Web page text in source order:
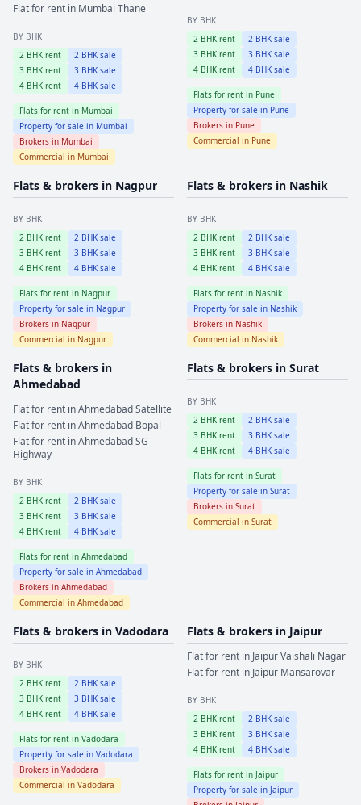
Flat for rent in Mumbai Thane
BY BHK
2 BHK rent 2 BHK sale
3 BHK rent 3 BHK sale
4 BHK rent 4 BHK sale
Flats for rent in Mumbai
Property for sale in Mumbai
Brokers in Mumbai
Commercial in Mumbai
BY BHK
2 BHK rent 2 BHK sale
3 BHK rent 3 BHK sale
4 BHK rent 4 BHK sale
Flats for rent in Pune
Property for sale in Pune
Brokers in Pune
Commercial in Pune
Flats & brokers in Nagpur
BY BHK
2 BHK rent 2 BHK sale
3 BHK rent 3 BHK sale
4 BHK rent 4 BHK sale
Flats for rent in Nagpur
Property for sale in Nagpur
Brokers in Nagpur
Commercial in Nagpur
Flats & brokers in Nashik
BY BHK
2 BHK rent 2 BHK sale
3 BHK rent 3 BHK sale
4 BHK rent 4 BHK sale
Flats for rent in Nashik
Property for sale in Nashik
Brokers in Nashik
Commercial in Nashik
Flats & brokers in
Ahmedabad
Flat for rent inAhmedabadSatellite
Flat for rent inAhmedabad Bopal
Flat for rent inAhmedabadSG
Highway
BY BHK
2 BHK rent 2 BHK sale
3 BHK rent 3 BHK sale
4 BHK rent 4 BHK sale
Flats for rent in Ahmedabad
Property for sale in Ahmedabad
Brokers in Ahmedabad
Commercial in Ahmedabad
Flats & brokers in Surat
BY BHK
2 BHK rent 2 BHK sale
3 BHK rent 3 BHK sale
4 BHK rent 4 BHK sale
Flats for rent in Surat
Property for sale in Surat
Brokers in Surat
Commercial in Surat
Flats & brokers in Vadodara
BY BHK
2 BHK rent 2 BHK sale
3 BHK rent 3 BHK sale
4 BHK rent 4 BHK sale
Flats for rent in Vadodara
Property for sale in Vadodara
Brokers in Vadodara
Commercial in Vadodara
Flats & brokers in Jaipur
Flat for rent in JaipurVaishali Nagar
Flat for rent in Jaipur Mansarovar
BY BHK
2 BHK rent 2 BHK sale
3 BHK rent 3 BHK sale
4 BHK rent 4 BHK sale
Flats for rent in Jaipur
Property for sale in Jaipur